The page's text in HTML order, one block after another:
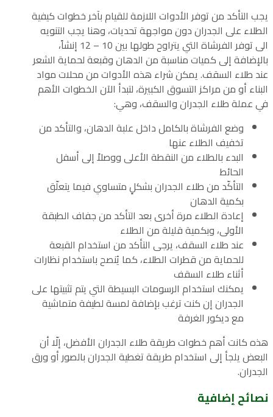
يجب التأكد من توفر الأدوات اللازمة للقيام بآخر خطوات كيفية
الطلاء على الجدران دون مواجهة تحديات، وهنا يجب التنويه
الى توفر الفرشاة التي يتراوح طولها بين 10 – 12 إنشاً،
بالإضافة إلى كميات مناسبة من الدهان وقبعة لحماية الشعر
عند طلاء السقف. يمكن شراء هذه الأدوات من محلات مواد
البناء أو من مراكز التسوق الكبيرة، لتبدأ الآن الخطوات الأهم
في عملة طلاء الجدران والسقف، وهي:
وضع الفرشاة بالكامل داخل علبة الدهان، والتأكد من
تخفيف الطلاء عنها
البدء بالطلاء من النقطة الأعلى ووصلاً إلى أسفل
الحائط
التأكّد من طلاء الجدران بشكلٍ متساوي فيما يتعلّق
بكمية الدهان
إعادة الطلاء مرة أخرى بعد التأكد من جفاف الطبقة
الأولى، وبكمية قليلة من الطلاء
عند طلاء السقف، يرجى التأكد من استخدام القبعة
للحماية من قطرات الطلاء، كما يُنصح باستخدام نظارات
أثناء طلاء السقف
يمكنك استخدام الرسومات البسيطة التي يتم تثبيتها على
الجدران إن كنت ترغب بإضافة لمسة لطيفة متماشية
مع ديكور الغرفة
هذه كانت أهم خطوات طريقة طلاء الجدران الأفضل، إلّا أن
البعض يلجأ إلى استخدام طريقة تغطية الجدران بالصور أو ورق
الجدران.
نصائح إضافية